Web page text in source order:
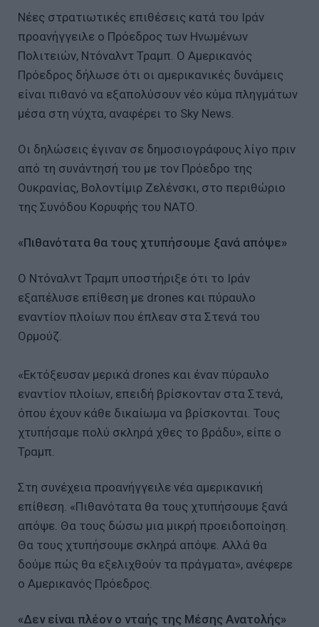
Νέες στρατιωτικές επιθέσεις κατά του Ιράν
προανήγγειλε ο Πρόεδρος των Ηνωμένων
Πολιτειών, Ντόναλντ Τραμπ. Ο Αμερικανός
Πρόεδρος δήλωσε ότι οι αμερικανικές δυνάμεις
είναι πιθανό να εξαπολύσουν νέο κύμα πληγμάτων
μέσα στη νύχτα, αναφέρει το Sky News.
Οι δηλώσεις έγιναν σε δημοσιογράφους λίγο πριν
από τη συνάντησή του με τον Πρόεδρο της
Ουκρανίας, Βολοντίμιρ Ζελένσκι, στο περιθώριο
της Συνόδου Κορυφής του ΝΑΤΟ.
«Πιθανότατα θα τους χτυπήσουμε ξανά απόψε»
Ο Ντόναλντ Τραμπ υποστήριξε ότι το Ιράν
εξαπέλυσε επίθεση με drones και πύραυλο
εναντίον πλοίων που έπλεαν στα Στενά του
Ορμούζ.
«Εκτόξευσαν μερικά drones και έναν πύραυλο
εναντίον πλοίων, επειδή βρίσκονταν στα Στενά,
όπου έχουν κάθε δικαίωμα να βρίσκονται. Τους
χτυπήσαμε πολύ σκληρά χθες το βράδυ», είπε ο
Τραμπ.
Στη συνέχεια προανήγγειλε νέα αμερικανική
επίθεση. «Πιθανότατα θα τους χτυπήσουμε ξανά
απόψε. Θα τους δώσω μια μικρή προειδοποίηση.
Θα τους χτυπήσουμε σκληρά απόψε. Αλλά θα
δούμε πώς θα εξελιχθούν τα πράγματα», ανέφερε
ο Αμερικανός Πρόεδρος.
«Δεν είναι πλέον ο νταής της Μέσης Ανατολής»